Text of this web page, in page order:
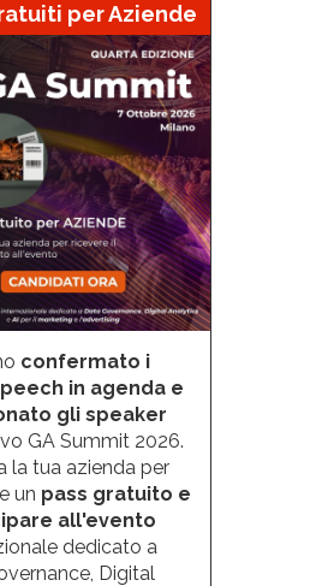
per Aziende
confermato i
in agenda e
gli speaker
GA Summit 2026.
la tua azienda per
un pass gratuito e
all'evento
dedicato a
Digital